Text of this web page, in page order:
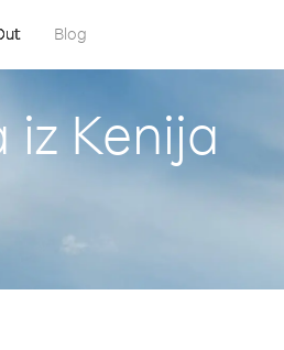
Blog
Kenija